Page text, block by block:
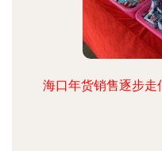
海口年货销售逐步走